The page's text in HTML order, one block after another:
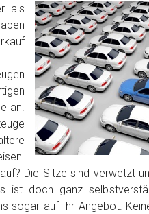
als
an.
Die Sitze sind verwetzt
ist doch ganz
sogar auf Ihr Angebot.